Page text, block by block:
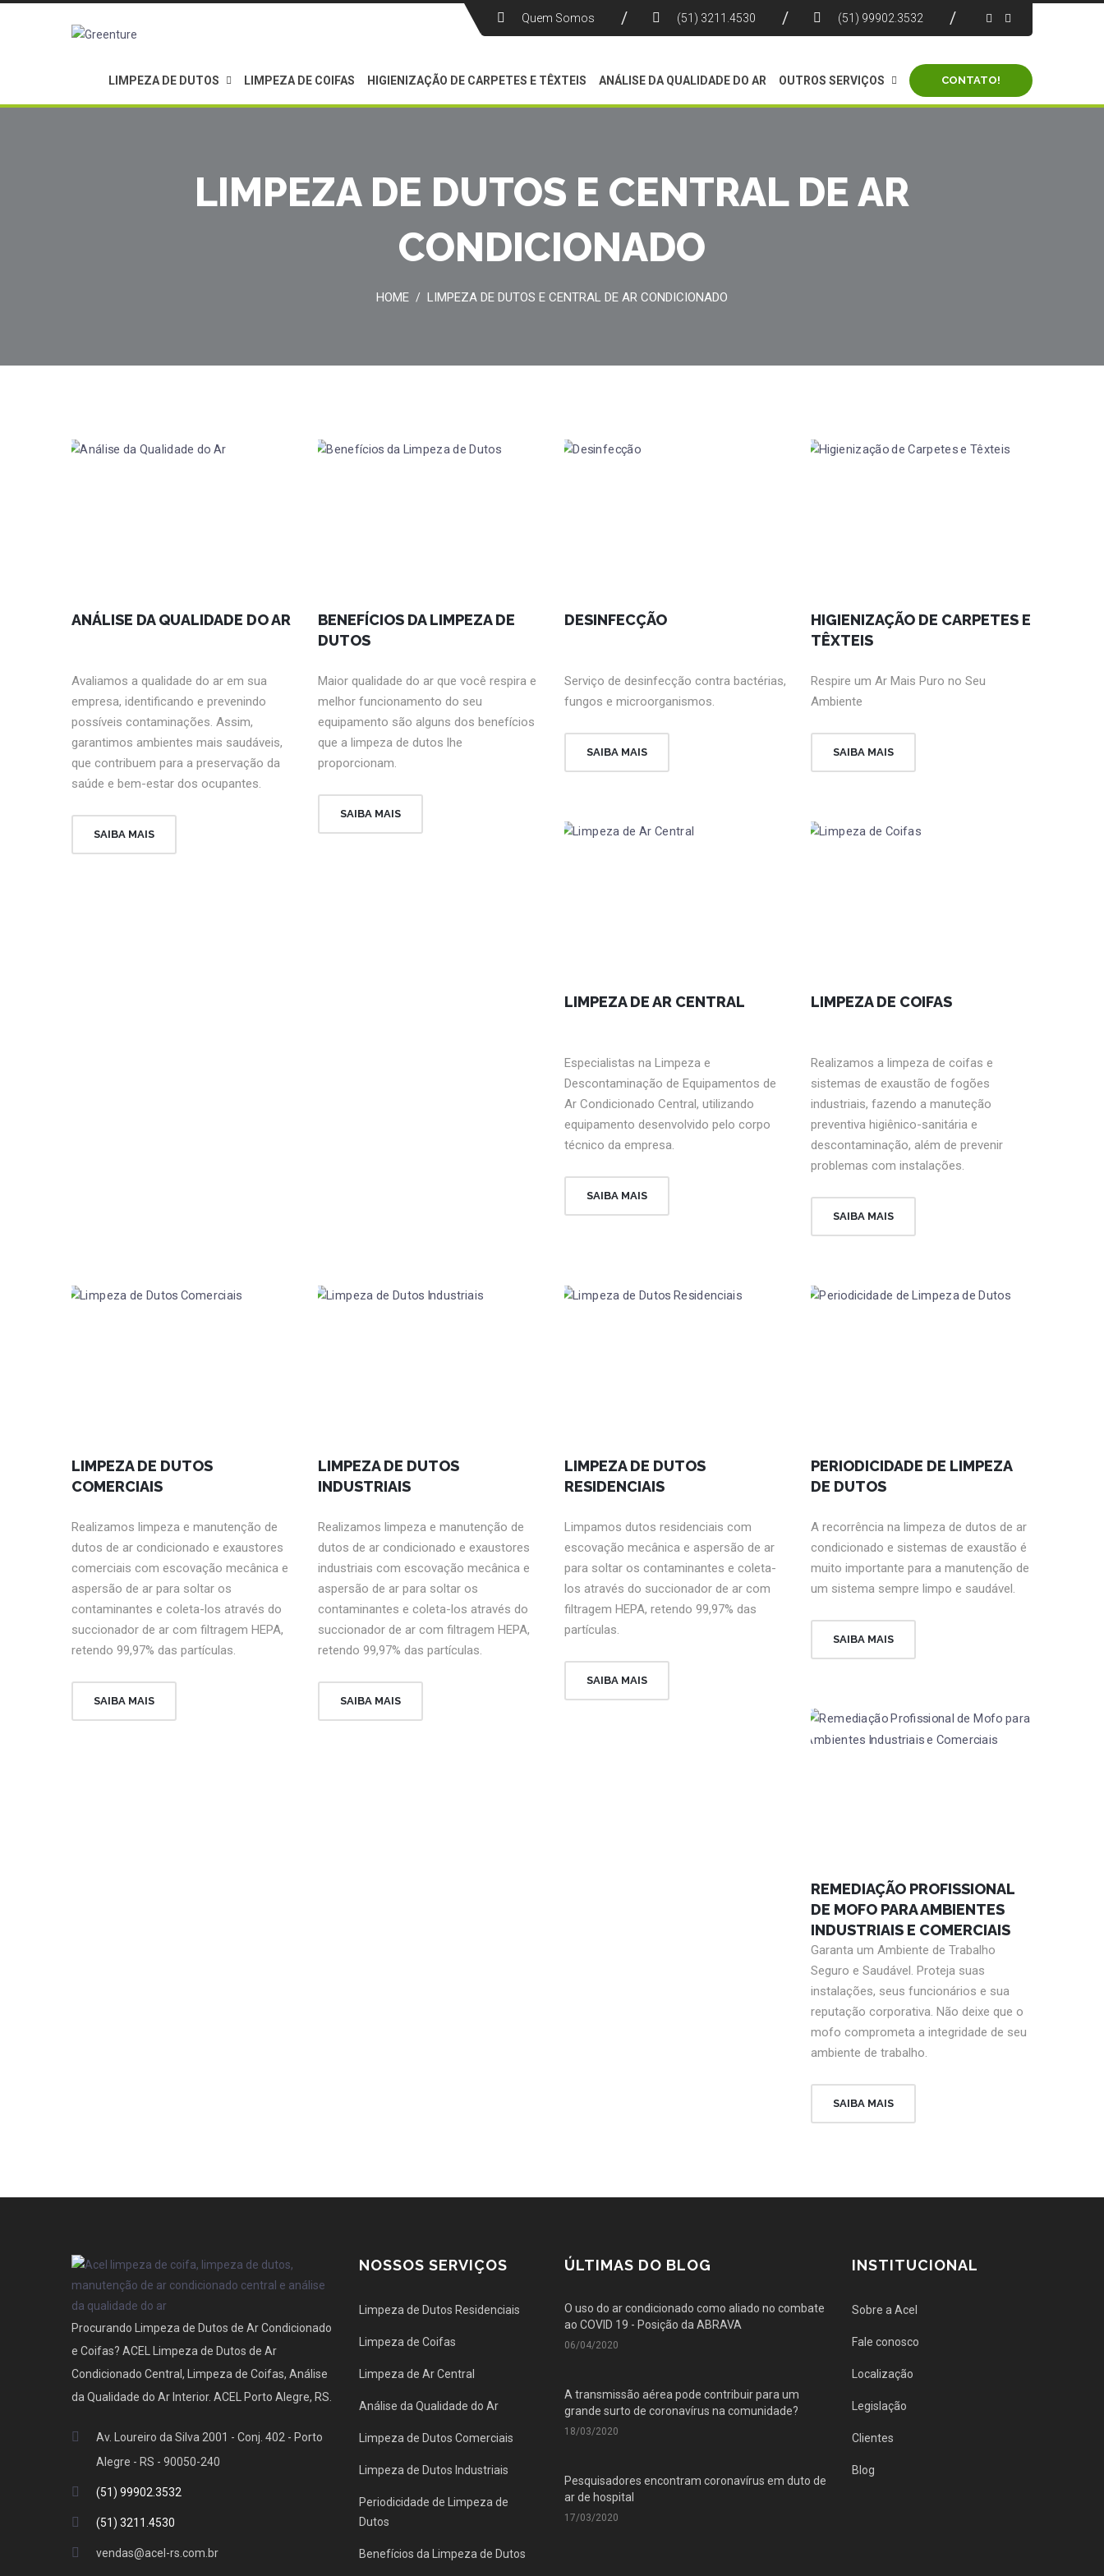
Quem Somos (51) 3211.4530 (51) 99902.3532
CONTATO!
LIMPEZA DE DUTOS LIMPEZA DE COIFAS HIGIENIZAÇÃO DE CARPETES E TÊXTEIS ANÁLISE DA QUALIDADE DO AR OUTROS SERVIÇOS
LIMPEZA DE DUTOS E CENTRAL DE AR
CONDICIONADO
HOME / LIMPEZA DE DUTOS E CENTRAL DE AR CONDICIONADO
ANÁLISE DA QUALIDADE DO AR
Avaliamos a qualidade do ar em sua
empresa, identificando e prevenindo
possíveis contaminações. Assim,
garantimos ambientes mais saudáveis,
que contribuem para a preservação da
saúde e bem-estar dos ocupantes.
SAIBA MAIS
BENEFÍCIOS DA LIMPEZA DE
DUTOS
Maior qualidade do ar que você respira e
melhor funcionamento do seu
equipamento são alguns dos benefícios
que a limpeza de dutos lhe
proporcionam.
SAIBA MAIS
DESINFECÇÃO
Serviço de desinfecção contra bactérias,
fungos e microorganismos.
SAIBA MAIS
HIGIENIZAÇÃO DE CARPETES E
TÊXTEIS
Respire um Ar Mais Puro no Seu
Ambiente
SAIBA MAIS
LIMPEZA DE AR CENTRAL
Especialistas na Limpeza e
Descontaminação de Equipamentos de
Ar Condicionado Central, utilizando
equipamento desenvolvido pelo corpo
técnico da empresa.
SAIBA MAIS
LIMPEZA DE COIFAS
Realizamos a limpeza de coifas e
sistemas de exaustão de fogões
industriais, fazendo a manuteção
preventiva higiênico-sanitária e
descontaminação, além de prevenir
problemas com instalações.
SAIBA MAIS
LIMPEZA DE DUTOS
COMERCIAIS
Realizamos limpeza e manutenção de
dutos de ar condicionado e exaustores
comerciais com escovação mecânica e
aspersão de ar para soltar os
contaminantes e coleta-los através do
succionador de ar com filtragem HEPA,
retendo 99,97% das partículas.
SAIBA MAIS
LIMPEZA DE DUTOS
INDUSTRIAIS
Realizamos limpeza e manutenção de
dutos de ar condicionado e exaustores
industriais com escovação mecânica e
aspersão de ar para soltar os
contaminantes e coleta-los através do
succionador de ar com filtragem HEPA,
retendo 99,97% das partículas.
SAIBA MAIS
LIMPEZA DE DUTOS
RESIDENCIAIS
Limpamos dutos residenciais com
escovação mecânica e aspersão de ar
para soltar os contaminantes e coleta-
los através do succionador de ar com
filtragem HEPA, retendo 99,97% das
partículas.
SAIBA MAIS
PERIODICIDADE DE LIMPEZA
DE DUTOS
A recorrência na limpeza de dutos de ar
condicionado e sistemas de exaustão é
muito importante para a manutenção de
um sistema sempre limpo e saudável.
SAIBA MAIS
REMEDIAÇÃO PROFISSIONAL
DE MOFO PARA AMBIENTES
INDUSTRIAIS E COMERCIAIS
Garanta um Ambiente de Trabalho
Seguro e Saudável. Proteja suas
instalações, seus funcionários e sua
reputação corporativa. Não deixe que o
mofo comprometa a integridade de seu
ambiente de trabalho.
SAIBA MAIS
Procurando Limpeza de Dutos de Ar Condicionado
e Coifas? ACEL Limpeza de Dutos de Ar
Condicionado Central, Limpeza de Coifas, Análise
da Qualidade do Ar Interior. ACEL Porto Alegre, RS.
Av. Loureiro da Silva 2001 - Conj. 402 - Porto
Alegre - RS - 90050-240
(51) 99902.3532
(51) 3211.4530
vendas@acel-rs.com.br
NOSSOS SERVIÇOS
Limpeza de Dutos Residenciais
Limpeza de Coifas
Limpeza de Ar Central
Análise da Qualidade do Ar
Limpeza de Dutos Comerciais
Limpeza de Dutos Industriais
Periodicidade de Limpeza de
Dutos
Benefícios da Limpeza de Dutos
ÚLTIMAS DO BLOG
O uso do ar condicionado como aliado no combate
ao COVID 19 - Posição da ABRAVA
06/04/2020
A transmissão aérea pode contribuir para um
grande surto de coronavírus na comunidade?
18/03/2020
Pesquisadores encontram coronavírus em duto de
ar de hospital
17/03/2020
INSTITUCIONAL
Sobre a Acel
Fale conosco
Localização
Legislação
Clientes
Blog